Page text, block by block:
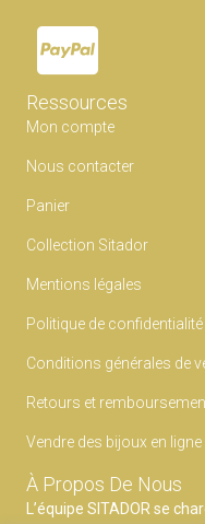
Ressources
Mon compte
Nous contacter
Panier
Collection Sitador
Mentions légales
Politique de confidentialité
Conditions générales de
Retours et
Vendre des bijoux en ligne
À Propos De Nous
L’équipe SITADOR se